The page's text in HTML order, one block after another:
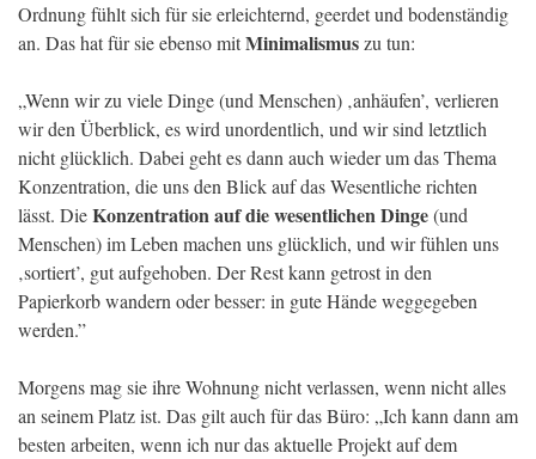
Ordnung fühlt sich für sie erleichternd, geerdet und bodenständig
an. Das hat für sie ebenso mitMinimalismuszu tun:
„Wenn wir zu viele Dinge (und Menschen) ‚anhäufen’, verlieren
wir den Überblick, es wird unordentlich, und wir sind letztlich
nicht glücklich. Dabei geht es dann auch wieder um das Thema
Konzentration, die uns den Blick auf das Wesentliche richten
lässt. DieKonzentration auf die wesentlichen Dinge(und
Menschen) im Leben machen uns glücklich, und wir fühlen uns
‚sortiert’, gut aufgehoben. Der Rest kann getrost in den
Papierkorb wandern oder besser: in gute Hände weggegeben
werden.”
Morgens mag sie ihre Wohnung nicht verlassen, wenn nicht alles
an seinem Platz ist. Das gilt auch für das Büro: „Ich kann dann am
besten arbeiten, wenn ich nur das aktuelle Projekt auf dem